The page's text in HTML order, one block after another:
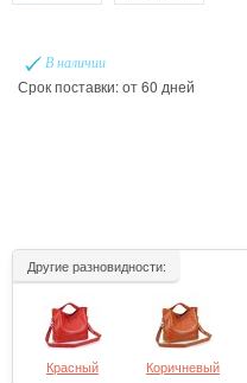
В наличии
Срок поставки: от 60 дней
Другие разновидности:
Красный Коричневый